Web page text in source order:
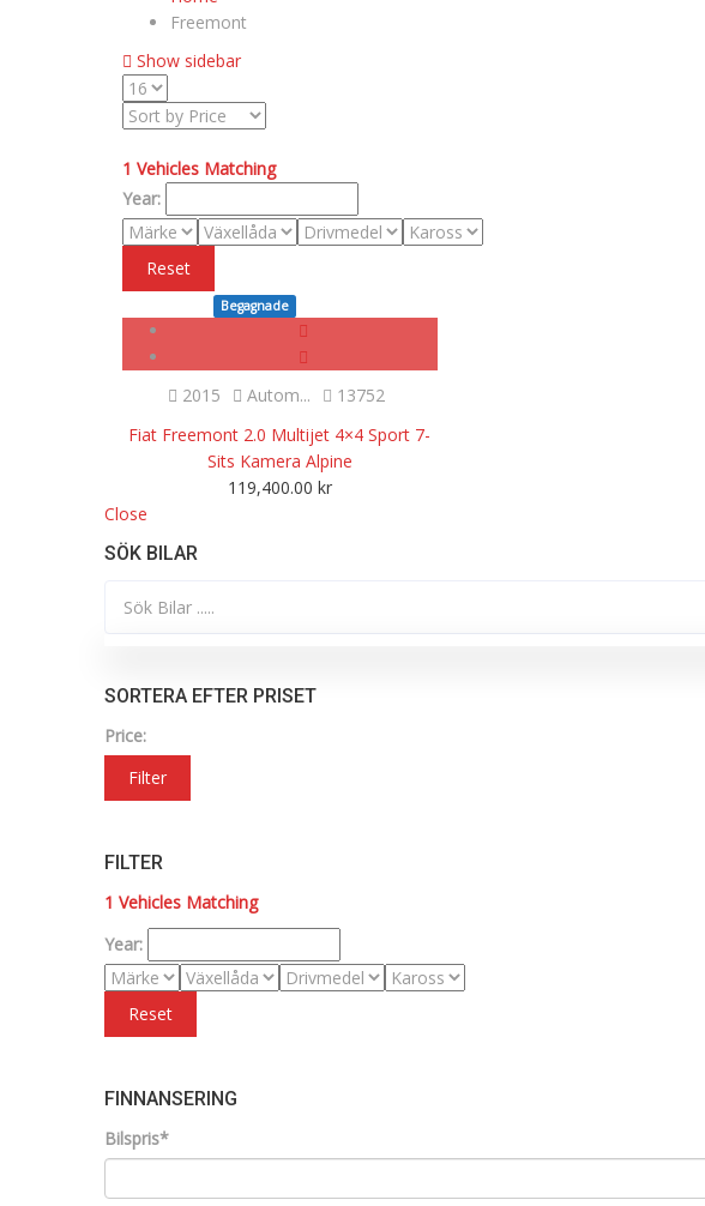
Freemont
Show sidebar
1 Vehicles Matching
Year:
Reset
Begagnade
2015 Autom...
13752
Fiat Freemont 2.0 Multijet 4×4 Sport 7-
Sits Kamera Alpine
119,400.00 kr
Close
SÖK BILAR
SORTERA EFTER PRISET
Price:
Filter
FILTER
1 Vehicles Matching
Year:
Reset
FINNANSERING
Bilspris*